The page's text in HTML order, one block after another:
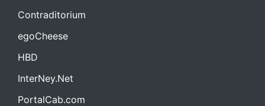
Contraditorium
egoCheese
HBD
InterNey.Net
PortalCab.com